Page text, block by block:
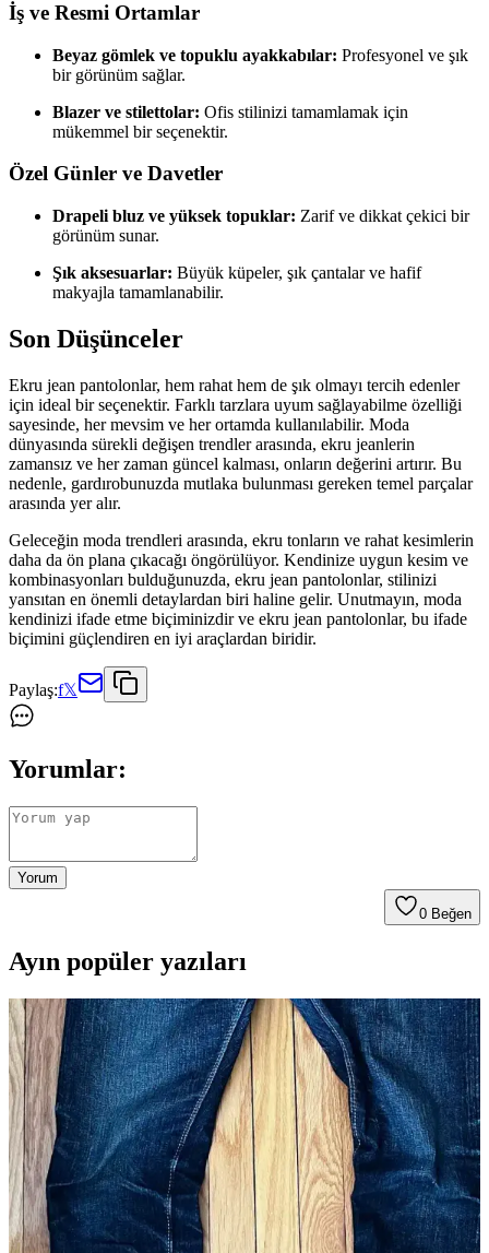
İş ve Resmi Ortamlar
Beyaz gömlek ve topuklu ayakkabılar: Profesyonel ve şık
bir görünüm sağlar.
Blazer ve stilettolar: Ofis stilinizi tamamlamak için
mükemmel bir seçenektir.
Özel Günler ve Davetler
Drapeli bluz ve yüksek topuklar: Zarif ve dikkat çekici bir
görünüm sunar.
Şık aksesuarlar: Büyük küpeler, şık çantalar ve hafif
makyajla tamamlanabilir.
Son Düşünceler
Ekru jean pantolonlar, hem rahat hem de şık olmayı tercih edenler
için ideal bir seçenektir. Farklı tarzlara uyum sağlayabilme özelliği
sayesinde, her mevsim ve her ortamda kullanılabilir. Moda
dünyasında sürekli değişen trendler arasında, ekru jeanlerin
zamansız ve her zaman güncel kalması, onların değerini artırır. Bu
nedenle, gardırobunuzda mutlaka bulunması gereken temel parçalar
arasında yer alır.
Geleceğin moda trendleri arasında, ekru tonların ve rahat kesimlerin
daha da ön plana çıkacağı öngörülüyor. Kendinize uygun kesim ve
kombinasyonları bulduğunuzda, ekru jean pantolonlar, stilinizi
yansıtan en önemli detaylardan biri haline gelir. Unutmayın, moda
kendinizi ifade etme biçiminizdir ve ekru jean pantolonlar, bu ifade
biçimini güçlendiren en iyi araçlardan biridir.
Paylaş:f𝕏
Yorumlar:
Yorum
0 Beğen
Ayın popüler yazıları